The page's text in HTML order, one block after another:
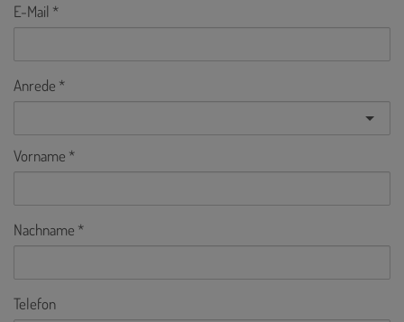
E-Mail
Anrede
Vorname
Nachname
Telefon